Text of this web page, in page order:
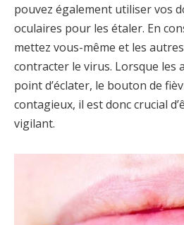
pouvez également utiliser vos
oculaires pour les étaler. En
mettez vous-même et les
contracter le virus. Lorsque les
point d’éclater, le bouton de
contagieux, il est donc crucial
vigilant.